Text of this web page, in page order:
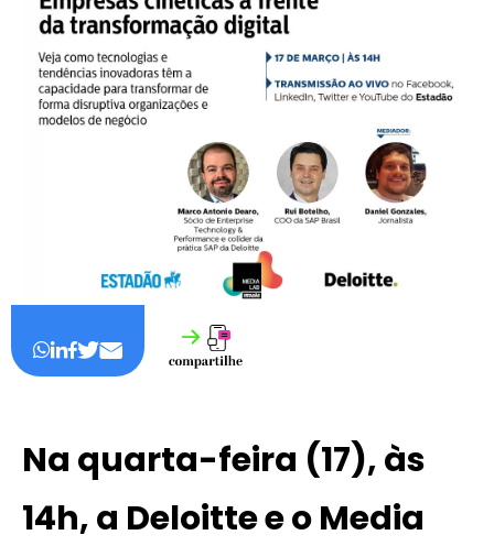
Na quarta-feira (17), às
14h, a Deloittee oMedia